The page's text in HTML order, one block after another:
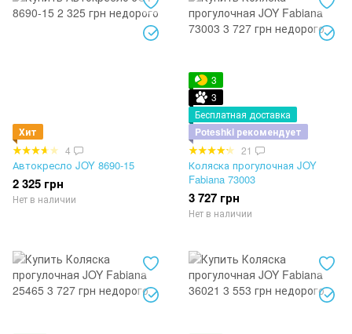
Хит
4
Автокресло JOY 8690-15
2 325 грн
Нет в наличии
3
3
Бесплатная доставка
Poteshki рекомендует
21
Коляска прогулочная JOY
Fabiana 73003
3 727 грн
Нет в наличии